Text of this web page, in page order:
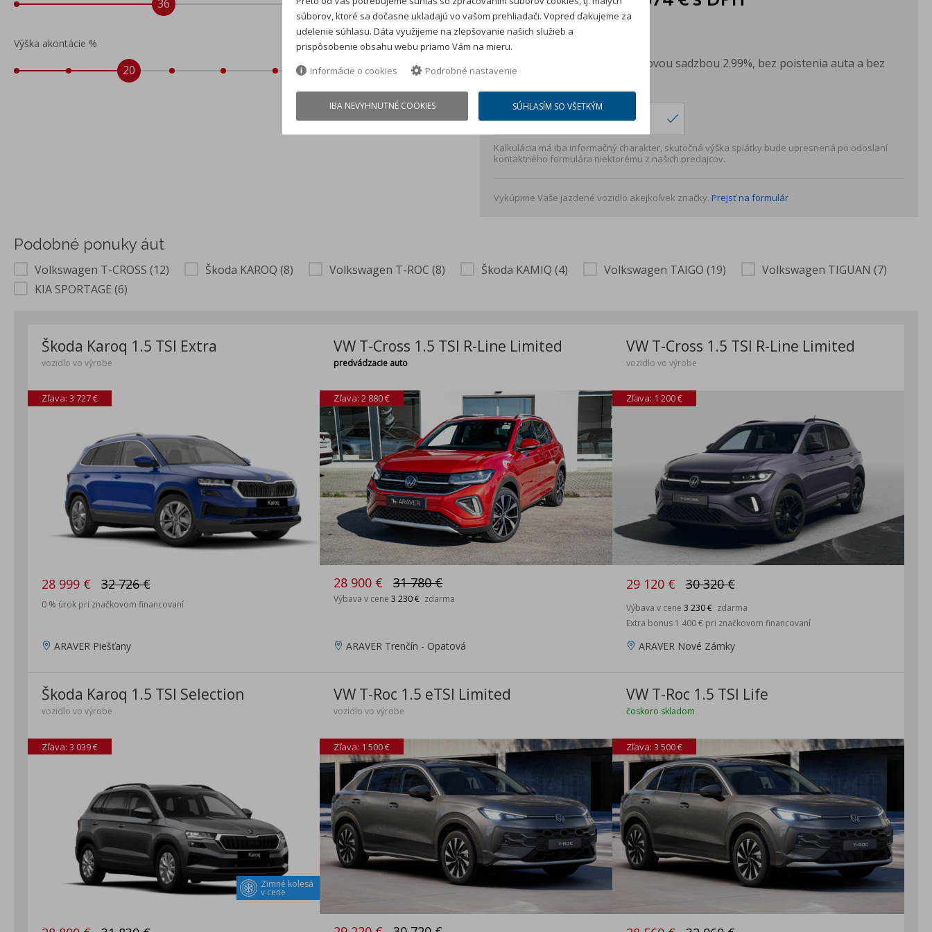
36
Výška akontácie %
20
Cena auta:28 960 €s DPH
Akontácia:
Splátka je kalkulovaná s úrokovou sadzbou 2.99%, bez poistenia auta a bez
Vložte cenu auta *
Kalkulácia má iba informačný charakter, skutočná výška splátky bude upresnená po odoslaní
kontaktného formulára niektorému z našich predajcov.
Vykúpime Vaše jazdené vozidlo akejkoľvek značky. Prejsť na formulár
Podobné ponuky áut
Volkswagen T-CROSS (12) Škoda KAROQ (8) Volkswagen T-ROC (8) Škoda KAMIQ (4) Volkswagen TAIGO (19)
Volkswagen TIGUAN (7)
KIA SPORTAGE (6)
Škoda Karoq 1.5 TSI Extra
vozidlo vo výrobe
Zľava: 3 727 €
28 999 € 32 726 €
0 % úrok pri značkovom financovaní
ARAVER Piešťany
VW T-Cross 1.5 TSI R-Line Limited
predvádzacie auto
Zľava: 2 880 €
28 900 € 31 780 €
Výbava v cene3 230 € zdarma
ARAVER Trenčín - Opatová
VW T-Cross 1.5 TSI R-Line Limited
vozidlo vo výrobe
Zľava: 1 200 €
29 120 € 30 320 €
Výbava v cene 3 230 € zdarma
Extra bonus 1 400 € pri značkovom financovaní
ARAVER Nové Zámky
Škoda Karoq 1.5 TSI Selection
vozidlo vo výrobe
Zimné kolesá
v cene
Zľava: 3 039 €
VW T-Roc 1.5 eTSI Limited
vozidlo vo výrobe
Zľava: 1 500 €
VW T-Roc 1.5 TSI Life
čoskoro skladom
Zľava: 3 500 €
súborov, ktoré sa dočasne ukladajú vo vašom prehliadači. Vopred ďakujeme za
udelenie súhlasu. Dáta využijeme na zlepšovanie našich služieb a
prispôsobenie obsahu webu priamo Vám na mieru.
Informácie o cookies
Podrobné nastavenie
IBA NEVYHNUTNÉ COOKIES SÚHLASÍM SO VŠETKÝM